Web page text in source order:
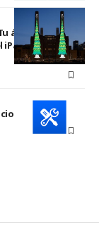
árbol en
iPad esta
para el iPad